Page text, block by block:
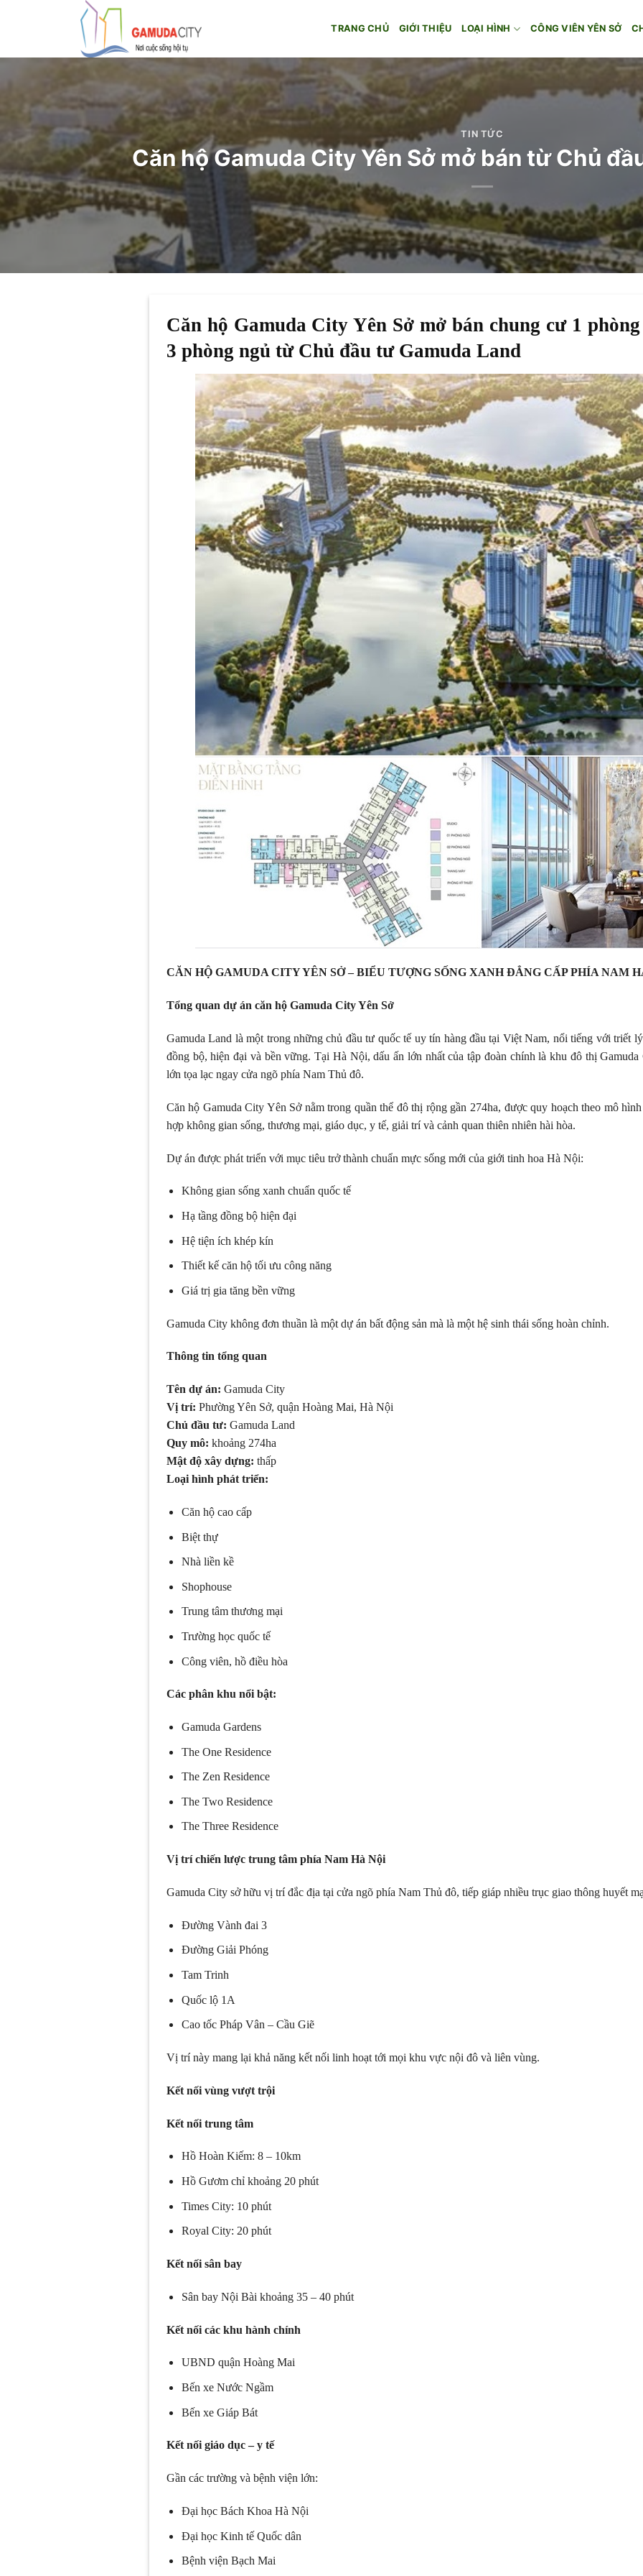
dung
TRANG CHỦ GIỚI THIỆU LOẠI HÌNH CÔNG VIÊN YÊN SỞ
TIN TỨC
Căn hộ Gamuda City Yên Sở mở bán từ Chủ
Căn hộ Gamuda City Yên Sở mở bán chung cư 1
3 phòng ngủ từ Chủ đầu tư Gamuda Land
CĂN HỘ GAMUDA CITY YÊN SỞ – BIỂU TƯỢNG SỐNG XANH ĐẲNG CẤP PHÍA NAM
Tổng quan dự án căn hộ Gamuda City Yên Sở
Gamuda Land là một trong những chủ đầu tư quốc tế uy tín hàng đầu tại Việt Nam, nổi tiếng với triết
đồng bộ, hiện đại và bền vững. Tại Hà Nội, dấu ấn lớn nhất của tập đoàn chính là khu đô thị
lớn tọa lạc ngay cửa ngõ phía Nam Thủ đô.
Căn hộ Gamuda City Yên Sở nằm trong quần thể đô thị rộng gần 274ha, được quy hoạch theo mô
hợp không gian sống, thương mại, giáo dục, y tế, giải trí và cảnh quan thiên nhiên hài hòa.
Dự án được phát triển với mục tiêu trở thành chuẩn mực sống mới của giới tinh hoa Hà Nội:
Không gian sống xanh chuẩn quốc tế
Hạ tầng đồng bộ hiện đại
Hệ tiện ích khép kín
Thiết kế căn hộ tối ưu công năng
Giá trị gia tăng bền vững
Gamuda City không đơn thuần là một dự án bất động sản mà là một hệ sinh thái sống hoàn chỉnh.
Thông tin tổng quan
Tên dự án: Gamuda City
Vị trí: Phường Yên Sở, quận Hoàng Mai, Hà Nội
Chủ đầu tư: Gamuda Land
Quy mô: khoảng 274ha
Mật độ xây dựng: thấp
Loại hình phát triển:
Căn hộ cao cấp
Biệt thự
Nhà liền kề
Shophouse
Trung tâm thương mại
Trường học quốc tế
Công viên, hồ điều hòa
Các phân khu nổi bật:
Gamuda Gardens
The One Residence
The Zen Residence
The Two Residence
The Three Residence
Vị trí chiến lược trung tâm phía Nam Hà Nội
Gamuda City sở hữu vị trí đắc địa tại cửa ngõ phía Nam Thủ đô, tiếp giáp nhiều trục giao thông huyết
Đường Vành đai 3
Đường Giải Phóng
Tam Trinh
Quốc lộ 1A
Cao tốc Pháp Vân – Cầu Giẽ
Vị trí này mang lại khả năng kết nối linh hoạt tới mọi khu vực nội đô và liên vùng.
Kết nối vùng vượt trội
Kết nối trung tâm
Hồ Hoàn Kiếm: 8 – 10km
Hồ Gươm chỉ khoảng 20 phút
Times City: 10 phút
Royal City: 20 phút
Kết nối sân bay
Sân bay Nội Bài khoảng 35 – 40 phút
Kết nối các khu hành chính
UBND quận Hoàng Mai
Bến xe Nước Ngầm
Bến xe Giáp Bát
Kết nối giáo dục – y tế
Gần các trường và bệnh viện lớn:
Đại học Bách Khoa Hà Nội
Đại học Kinh tế Quốc dân
Bệnh viện Bạch Mai